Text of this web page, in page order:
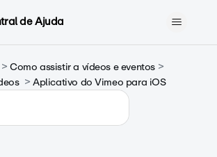
de Ajuda
Como assistir a vídeos e eventos
Aplicativo do Vimeo para iOS